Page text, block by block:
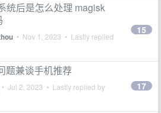
统后是怎么处理 magisk
• Nov 1, 2023 • Lastly replied
15
题兼谈手机推荐
• Jul 2, 2023 • Lastly replied by 17